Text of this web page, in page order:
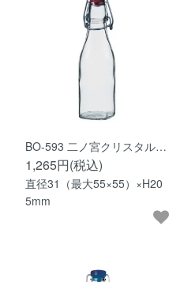
BO-593 二ノ宮クリスタル…
1,265円(税込)
直径31（最大55×55）×H20
5mm